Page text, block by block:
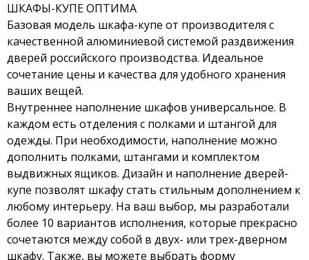
ШКАФЫ-КУПЕ ОПТИМА
Базовая модель шкафа-купе от производителя с
качественной алюминиевой системой раздвижения
дверей российского производства. Идеальное
сочетание цены и качества для удобного хранения
ваших вещей.
Внутреннее наполнение шкафов универсальное. В
каждом есть отделения с полками и штангой для
одежды. При необходимости, наполнение можно
дополнить полками, штангами и комплектом
выдвижных ящиков. Дизайн и наполнение дверей-
купе позволят шкафу стать стильным дополнением к
любому интерьеру. На ваш выбор, мы разработали
более 10 вариантов исполнения, которые прекрасно
сочетаются между собой в двух- или трех-дверном
шкафу. Также, вы можете выбрать форму